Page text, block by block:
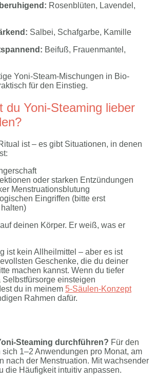
Rosenblüten, Lavendel,
Salbei, Schafgarbe, Kamille
Beifuß, Frauenmantel,
Yoni-Steam-Mischungen in Bio-
für den Einstieg.
du Yoni-Steaming lieber
ist – es gibt Situationen, in denen
oder starken Entzündungen
Menstruationsblutung
Eingriffen (bitte erst
deinen Körper. Er weiß, was er
ist kein Allheilmittel – aber es ist
Geschenke, die du deiner
machen kannst. Wenn du tiefer
Selbstfürsorge einsteigen
du in meinem 5-Säulen-Konzept
Rahmen dafür.
Steaming durchführen? Für den
1–2 Anwendungen pro Monat, am
nach der Menstruation. Mit wachsender
die Häufigkeit intuitiv anpassen.